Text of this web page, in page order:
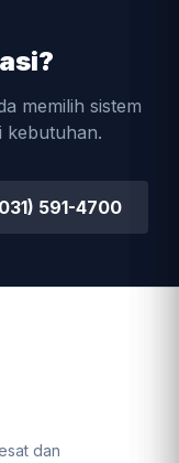
memilih sistem
kebutuhan.
591-4700
dan